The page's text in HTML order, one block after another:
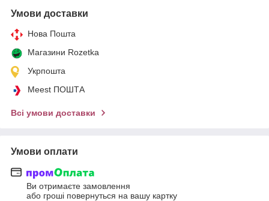
Умови доставки
Нова Пошта
Магазини Rozetka
Укрпошта
Meest ПОШТА
Всі умови доставки
Умови оплати
Ви отримаєте замовлення
або гроші повернуться на вашу картку